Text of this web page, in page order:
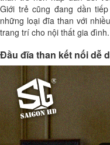
Giới trẻ cũng đang dần
những loại đĩa than với
trang trí cho nội thất gia đình.
Đầu đĩa than kết nối dễ